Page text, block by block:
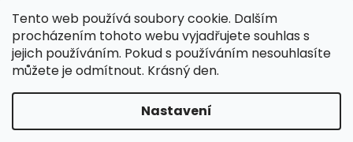
Tento web používá soubory cookie. Dalším
procházením tohoto webu vyjadřujete souhlas s
jejich používáním. Pokud s používáním nesouhlasíte
můžete je odmítnout. Krásný den.
Nastavení
Facebook Fan page Nábytek STRNAD
Vytvořil Shoptet
Copyright 2026AQ-FURNITURE Jan Strnad Nábytek